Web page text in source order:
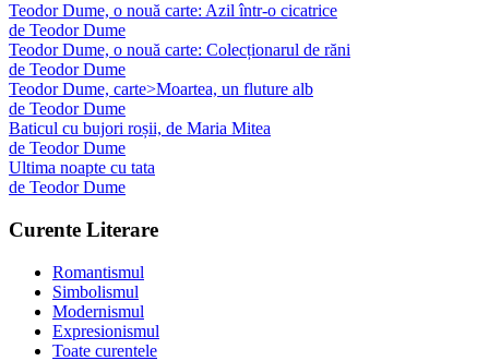
Teodor Dume, o nouă carte: Azil într-o cicatrice
de Teodor Dume
Teodor Dume, o nouă carte: Colecționarul de răni
de Teodor Dume
Teodor Dume, carte>Moartea, un fluture alb
de Teodor Dume
Baticul cu bujori roșii, de Maria Mitea
de Teodor Dume
Ultima noapte cu tata
de Teodor Dume
Curente Literare
Romantismul
Simbolismul
Modernismul
Expresionismul
Toate curentele